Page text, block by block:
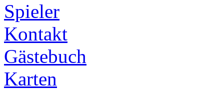
Spieler
Kontakt
Gästebuch
Karten